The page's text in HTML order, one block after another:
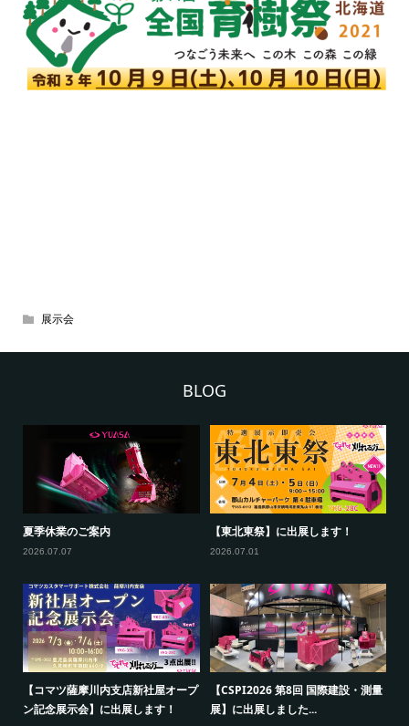
展示会
BLOG
夏季休業のご案内
2026.07.07
【東北東祭】に出展します！
2026.07.01
【コマツ薩摩川内支店新社屋オープ
ン記念展示会】に出展します！
【CSPI2026 第8回 国際建設・測量
展】に出展しました...